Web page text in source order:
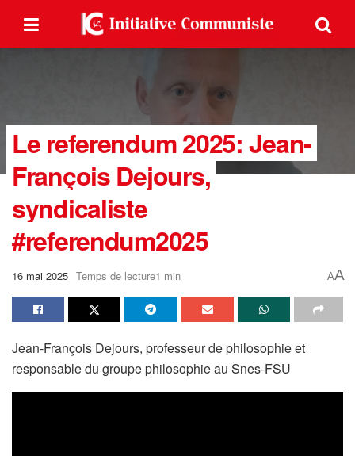
Le referendum 2025: Jean-
François Dejours,
syndicaliste
#referendum2025
16 mai 2025 Temps de lecture1 min AA
Jean-François Dejours, professeur de philosophie et
responsable du groupe philosophie au Snes-FSU